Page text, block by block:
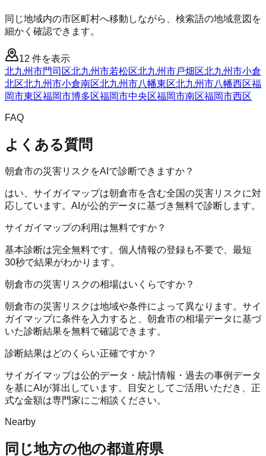
同じ地域内の市区町村へ移動しながら、検索語の地域意図を
細かく確認できます。
12 件を表示
北九州市門司区北九州市若松区北九州市戸畑区北九州市小倉
北区北九州市小倉南区北九州市八幡東区北九州市八幡西区福
岡市東区福岡市博多区福岡市中央区福岡市南区福岡市西区
FAQ
よくある質問
朝倉市の災害リスクをAIで診断できますか？
はい、サイガイマップは朝倉市を含む全国の災害リスクに対
応しています。AIが公的データに基づき無料で診断します。
サイガイマップの利用は無料ですか？
基本診断は完全無料です。個人情報の登録も不要で、最短
30秒で結果がわかります。
朝倉市の災害リスクの相場はいくらですか？
朝倉市の災害リスクは地域や条件によって異なります。サイ
ガイマップに条件を入力すると、朝倉市の相場データに基づ
いた診断結果を無料で確認できます。
診断結果はどのくらい正確ですか？
サイガイマップは公的データ・統計情報・過去の事例データ
を基にAIが算出しています。目安としてご活用いただき、正
式な金額は専門家にご相談ください。
Nearby
同じ地方の他の都道府県